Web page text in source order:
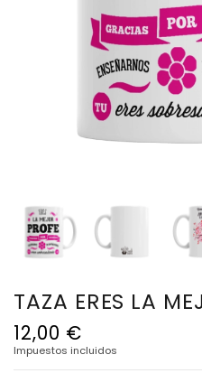
TAZA ERES LA
12,00 €
Impuestos incluidos